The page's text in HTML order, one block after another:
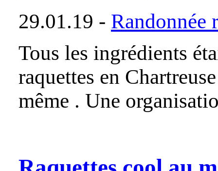
29.01.19 - Randonnée
Tous les ingrédients
raquettes en
même . Une